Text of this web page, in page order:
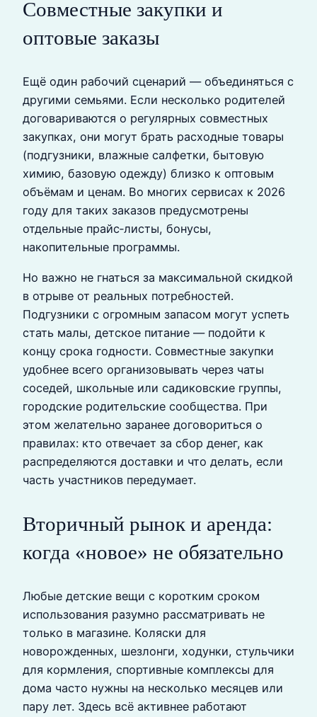
Совместные закупки и
оптовые заказы
Ещё один рабочий сценарий — объединяться с
другими семьями. Если несколько родителей
договариваются о регулярных совместных
закупках, они могут брать расходные товары
(подгузники, влажные салфетки, бытовую
химию, базовую одежду) близко к оптовым
объёмам и ценам. Во многих сервисах к 2026
году для таких заказов предусмотрены
отдельные прайс‑листы, бонусы,
накопительные программы.
Но важно не гнаться за максимальной скидкой
в отрыве от реальных потребностей.
Подгузники с огромным запасом могут успеть
стать малы, детское питание — подойти к
концу срока годности. Совместные закупки
удобнее всего организовывать через чаты
соседей, школьные или садиковские группы,
городские родительские сообщества. При
этом желательно заранее договориться о
правилах: кто отвечает за сбор денег, как
распределяются доставки и что делать, если
часть участников передумает.
Вторичный рынок и аренда:
когда «новое» не обязательно
Любые детские вещи с коротким сроком
использования разумно рассматривать не
только в магазине. Коляски для
новорожденных, шезлонги, ходунки, стульчики
для кормления, спортивные комплексы для
дома часто нужны на несколько месяцев или
пару лет. Здесь всё активнее работают